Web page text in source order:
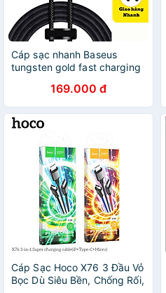
Cáp sạc nhanh Baseus
tungsten gold fast charging
CALWJ-A01- Hàng chính
hãng
169.000 đ
Cáp Sạc Hoco X76 3 Đầu Vỏ
Bọc Dù Siêu Bền, Chống Rối,